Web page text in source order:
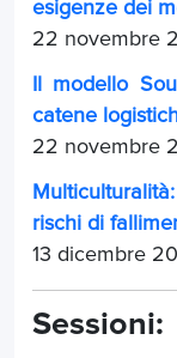
esigenze dei
22 novembre
Il modello
catene
22 novembre
rischi di
13 dicembre
Sessioni: